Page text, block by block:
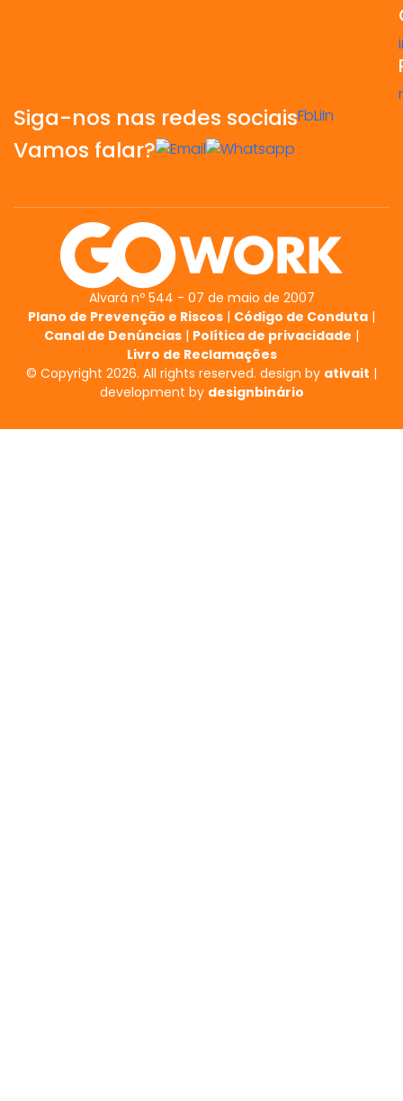
Siga-nos nas redes sociaisFbLiIn
Vamos falar?
Alvará nº 544 - 07 de maio de 2007
Plano de Prevenção e Riscos | Código de Conduta |
Canal de Denúncias | Política de privacidade |
Livro de Reclamações
© Copyright 2026. All rights reserved. design by ativait |
development by designbinário